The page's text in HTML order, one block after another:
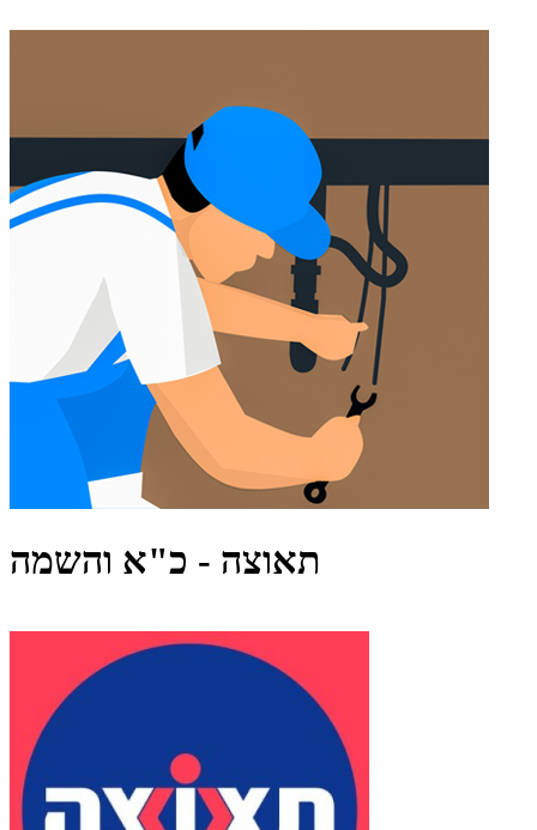
תאוצה - כ"א והשמה